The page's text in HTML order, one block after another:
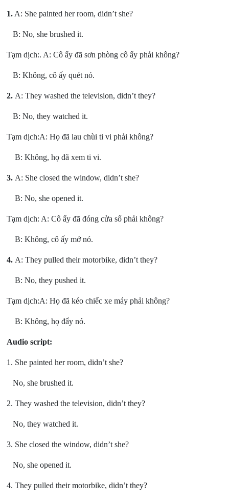
1. A: She painted her room, didn’t she?
B: No, she brushed it.
Tạm dịch:. A: Cô ấy đã sơn phòng cô ấy phải không?
B: Không, cô ấy quét nó.
2. A: They washed the television, didn’t they?
B: No, they watched it.
Tạm dịch:A: Họ đã lau chùi ti vi phải không?
B: Không, họ đã xem ti vi.
3. A: She closed the window, didn’t she?
B: No, she opened it.
Tạm dịch: A: Cô ấy đã đóng cửa sổ phải không?
B: Không, cô ấy mở nó.
4. A: They pulled their motorbike, didn’t they?
B: No, they pushed it.
Tạm dịch:A: Họ đã kéo chiếc xe máy phải không?
B: Không, họ đẩy nó.
Audio script:
1. She painted her room, didn’t she?
No, she brushed it.
2. They washed the television, didn’t they?
No, they watched it.
3. She closed the window, didn’t she?
No, she opened it.
4. They pulled their motorbike, didn’t they?